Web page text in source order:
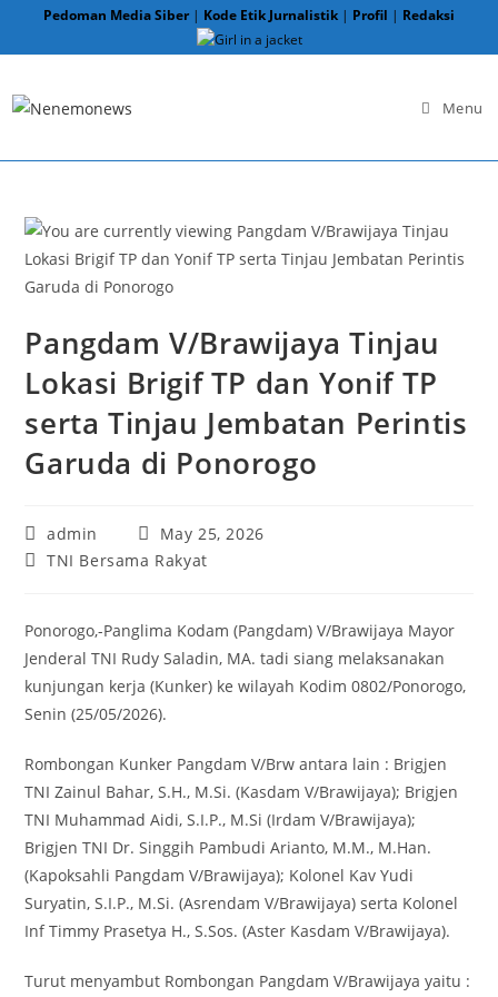
Pedoman Media Siber| Kode Etik Jurnalistik | Profil | Redaksi
Menu
Pangdam V/Brawijaya Tinjau
Lokasi Brigif TP dan Yonif TP
serta Tinjau Jembatan Perintis
Garuda di Ponorogo
Post
author:
admin
Post
published:
May 25, 2026
PostTNI Bersama Rakyat
Ponorogo,-Panglima Kodam (Pangdam) V/Brawijaya Mayor
Jenderal TNI Rudy Saladin, MA. tadi siang melaksanakan
kunjungan kerja (Kunker) ke wilayah Kodim 0802/Ponorogo,
Senin (25/05/2026).
Rombongan Kunker Pangdam V/Brw antara lain : Brigjen
TNI Zainul Bahar, S.H., M.Si. (Kasdam V/Brawijaya); Brigjen
TNI Muhammad Aidi, S.I.P., M.Si (Irdam V/Brawijaya);
Brigjen TNI Dr. Singgih Pambudi Arianto, M.M., M.Han.
(Kapoksahli Pangdam V/Brawijaya); Kolonel Kav Yudi
Suryatin, S.I.P., M.Si. (Asrendam V/Brawijaya) serta Kolonel
Inf Timmy Prasetya H., S.Sos. (Aster Kasdam V/Brawijaya).
Turut menyambut Rombongan Pangdam V/Brawijaya yaitu :